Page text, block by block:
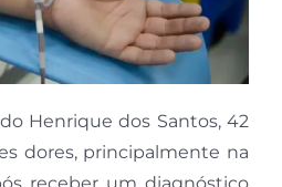
Henrique dos Santos, 42
dores, principalmente na
receber um diagnóstico